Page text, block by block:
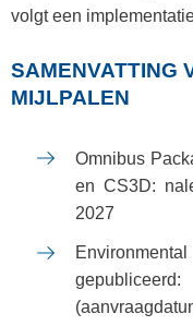
volgt een
SAMENVATTING
MIJLPALEN
Omnibus
en CS3D:
2027